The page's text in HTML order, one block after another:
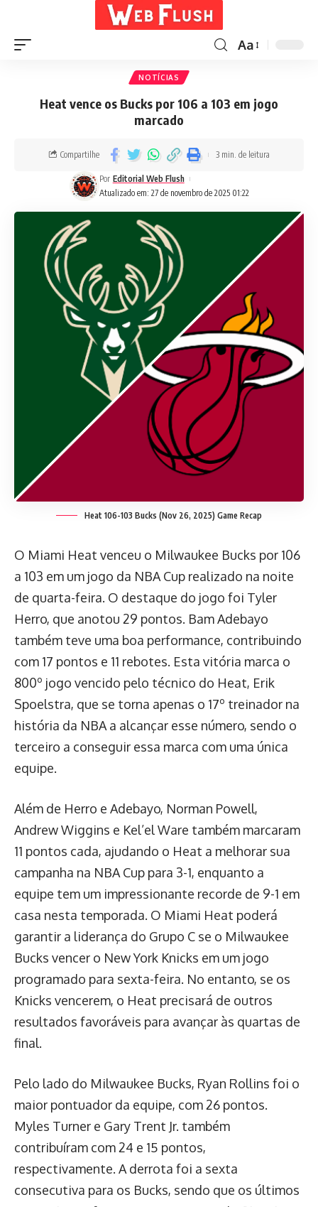
Aa
NOTÍCIAS
Heat vence os Bucks por 106 a 103 em jogo
marcado
Atualizado em: 27 de novembro de 2025 01:22
Por Editorial Web Flush
Compartilhe 3 min. de leitura
Heat 106-103 Bucks (Nov 26, 2025) Game Recap
O Miami Heat venceu o Milwaukee Bucks por 106
a 103 em um jogo da NBA Cup realizado na noite
de quarta-feira. O destaque do jogo foi Tyler
Herro, que anotou 29 pontos. Bam Adebayo
também teve uma boa performance, contribuindo
com 17 pontos e 11 rebotes. Esta vitória marca o
800º jogo vencido pelo técnico do Heat, Erik
Spoelstra, que se torna apenas o 17º treinador na
história da NBA a alcançar esse número, sendo o
terceiro a conseguir essa marca com uma única
equipe.
Além de Herro e Adebayo, Norman Powell,
Andrew Wiggins e Kel’el Ware também marcaram
11 pontos cada, ajudando o Heat a melhorar sua
campanha na NBA Cup para 3-1, enquanto a
equipe tem um impressionante recorde de 9-1 em
casa nesta temporada. O Miami Heat poderá
garantir a liderança do Grupo C se o Milwaukee
Bucks vencer o New York Knicks em um jogo
programado para sexta-feira. No entanto, se os
Knicks vencerem, o Heat precisará de outros
resultados favoráveis para avançar às quartas de
final.
Pelo lado do Milwaukee Bucks, Ryan Rollins foi o
maior pontuador da equipe, com 26 pontos.
Myles Turner e Gary Trent Jr. também
contribuíram com 24 e 15 pontos,
respectivamente. A derrota foi a sexta
consecutiva para os Bucks, sendo que os últimos